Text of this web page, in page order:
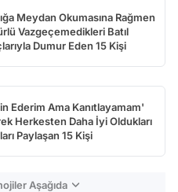
Meydan Okumasına Rağmen
Vazgeçemedikleri Batıl
Dumur Eden 15 Kişi
Ederim Ama Kanıtlayamam'
Herkesten Daha İyi Oldukları
Paylaşan 15 Kişi
Aşağıda